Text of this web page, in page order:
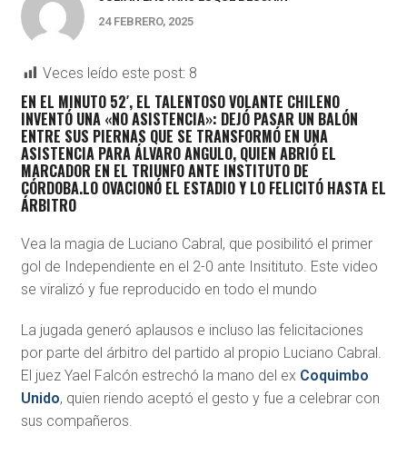
24 FEBRERO, 2025
Veces leído este post: 8
EN EL MINUTO 52′, EL TALENTOSO VOLANTE CHILENO
INVENTÓ UNA «NO ASISTENCIA»: DEJÓ PASAR UN BALÓN
ENTRE SUS PIERNAS QUE SE TRANSFORMÓ EN UNA
ASISTENCIA PARA ÁLVARO ANGULO, QUIEN ABRIÓ EL
MARCADOR EN EL TRIUNFO ANTE INSTITUTO DE
CÓRDOBA.LO OVACIONÓ EL ESTADIO Y LO FELICITÓ HASTA EL
ÁRBITRO
Vea la magia de Luciano Cabral, que posibilitó el primer
gol de Independiente en el 2-0 ante Insitituto. Este video
se viralizó y fue reproducido en todo el mundo
La jugada generó aplausos e incluso las felicitaciones
por parte del árbitro del partido al propio Luciano Cabral.
El juez Yael Falcón estrechó la mano del ex Coquimbo
Unido, quien riendo aceptó el gesto y fue a celebrar con
sus compañeros.